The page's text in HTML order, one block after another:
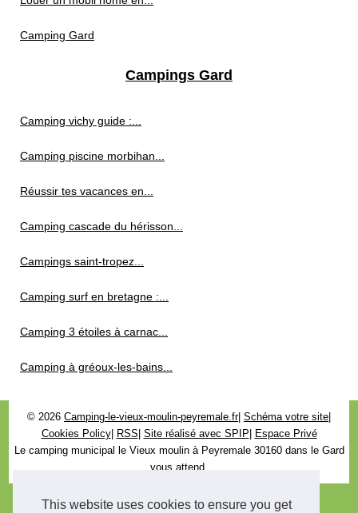
This website uses cookies to ensure you get
Camping Gard
Campings Gard
Camping vichy guide :...
Camping piscine morbihan...
Réussir tes vacances en...
Camping cascade du hérisson...
Campings saint-tropez...
Camping surf en bretagne :...
Camping 3 étoiles à carnac...
Camping à gréoux-les-bains...
© 2026 Camping-le-vieux-moulin-peyremale.fr| Schéma votre site
Cookies Policy| RSS Site réalisé avec SPIP
Espace Privé
Le camping municipal le Vieux moulin à Peyremale 30160 dans le Gard
vous attend.